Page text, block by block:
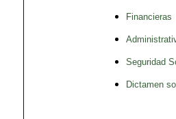
Financieras
Seguridad
Dictamen